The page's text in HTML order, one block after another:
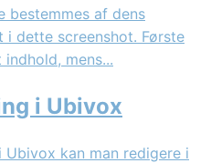
bestemmes af dens
i dette screenshot. Første
mens...
i Ubivox
Ubivox kan man redigere i